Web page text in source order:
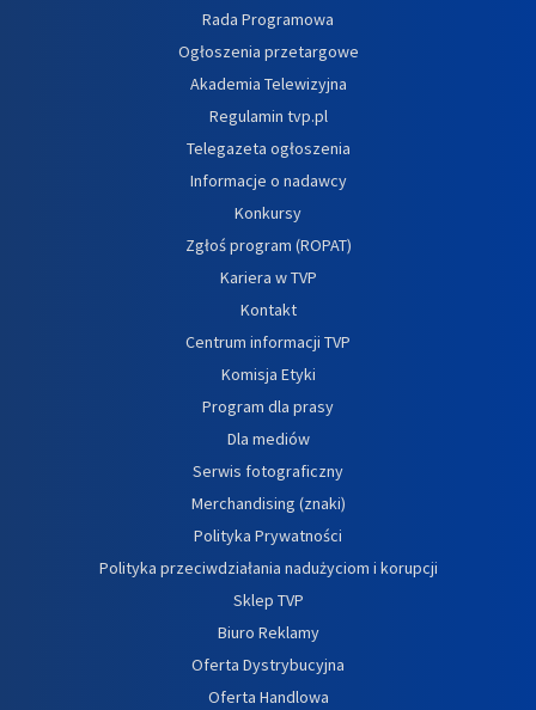
Rada Programowa
Ogłoszenia przetargowe
Akademia Telewizyjna
Regulamin tvp.pl
Telegazeta ogłoszenia
Informacje o nadawcy
Konkursy
Zgłoś program (ROPAT)
Kariera w TVP
Kontakt
Centrum informacji TVP
Komisja Etyki
Program dla prasy
Dla mediów
Serwis fotograficzny
Merchandising (znaki)
Polityka Prywatności
Polityka przeciwdziałania nadużyciom i korupcji
Sklep TVP
Biuro Reklamy
Oferta Dystrybucyjna
Oferta Handlowa